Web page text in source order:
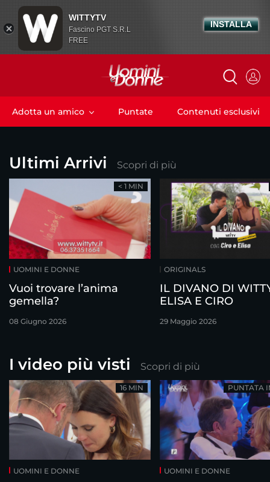
Adotta un amico Puntate Contenuti esclusivi
Ultimi Arrivi Scopri di più
UOMINI E DONNE
Vuoi trovare l’anima
gemella?
08 Giugno 2026
< 1 MIN
ORIGINALS
IL DIVANO DI
ELISA E CIRO
29 Maggio 2026
I video più visti Scopri di più
UOMINI E DONNE
16 MIN
UOMINI E DONNE
PUNTATA
WITTYTV
Fascino PGT S.R.L
FREE
INSTALLA